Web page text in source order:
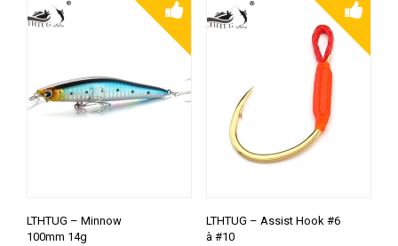
LTHTUG – Minnow
100mm 14g
LTHTUG – Assist Hook #6
à #10